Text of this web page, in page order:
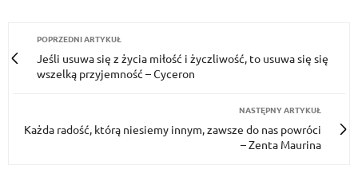
POPRZEDNI ARTYKUŁ
Jeśli usu­wa się z życia miłość i życzli­wość, to usu­wa się się
wszelką przyjemność – Cyceron
NASTĘPNY ARTYKUŁ
Każda radość, którą niesiemy innym, zawsze do nas powróci
– Zenta Maurina